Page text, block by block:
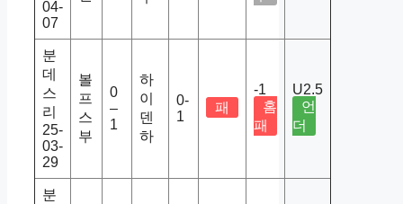
04-
07
분
데
스
리
25-
03-
29
볼
프
스
부
0
–
1
하
이
덴
하
0-
1
패
-1
홈
패
U2.5
언
더
분